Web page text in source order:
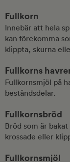
Fullkorn
Innebär att hela
kan förekomma
klippta, skurna
Fullkorns
Fullkornsmjöl på
beståndsdelar.
Fullkornsbröd
Bröd som är
krossade eller
Fullkornsmjöl